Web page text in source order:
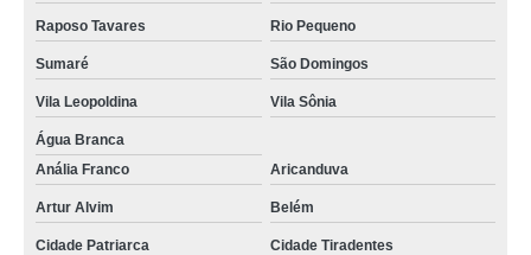
Raposo Tavares Rio Pequeno
Sumaré São Domingos
Vila Leopoldina Vila Sônia
Água Branca
Anália Franco
Aricanduva
Artur Alvim Belém
Cidade Patriarca Cidade Tiradentes